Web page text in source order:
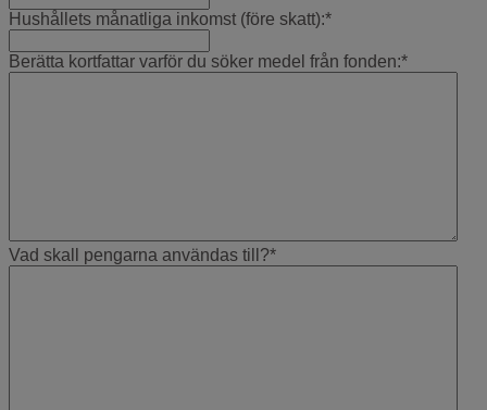
Hushållets månatliga inkomst (före skatt):*
Berätta kortfattar varför du söker medel från fonden:*
Vad skall pengarna användas till?*